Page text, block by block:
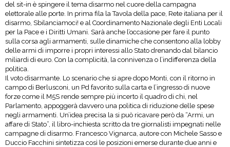
del sit-in è spingere il tema disarmo nel cuore della campagna
elettorale alle porte. In prima fila la Tavola della pace, Rete italiana per il
disarmo, Sbilanciamoci! e al Coordinamento Nazionale degli Enti Locali
per la Pace e i Diritti Umani. Sarà anche l’occasione per fare il punto
sulla corsa agli armamenti, sulle dinamiche che consentono alla lobby
delle armi di imporre i propri interessi allo Stato drenando dal bilancio
miliardi di euro. Con la complicità, la connivenza o l’indifferenza della
politica.
Il voto disarmante. Lo scenario che si apre dopo Monti, con il ritorno in
campo di Berlusconi, un Pd favorito sulla carta e l’ingresso di nuove
forze come il M5S rende sempre più incerto il quadro di chi, nel
Parlamento, appoggerà davvero una politica di riduzione delle spese
negli armamenti. Un’idea precisa la si può ricavare però da “Armi, un
affare di Stato”, il libro-inchiesta scritto da tre giornalisti impegnati nelle
campagne di disarmo. Francesco Vignarca, autore con Michele Sasso e
Duccio Facchini sintetizza così le posizioni emerse durante due anni e